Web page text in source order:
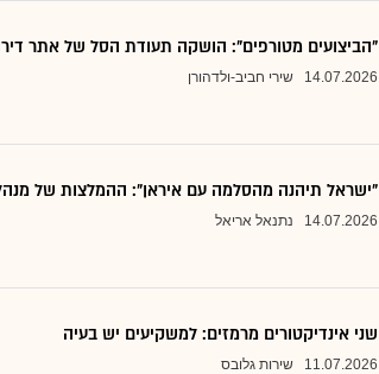
"הביצועים מטורפים": הושקה תעודת הסל של אתר
14.07.2026 שירי חביב-ולדהורן
"ישראל תיהנה מהסלמה עם איראן": ההמלצות של
14.07.2026 נתנאל אריאל
שני אינדיקטורים מרמזים: למשקיעים יש בעיה
11.07.2026 שירות גלובס